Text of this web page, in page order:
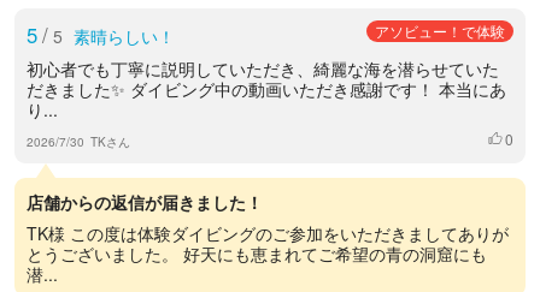
5/ 5 素晴らしい！ アソビュー！で体験
初心者でも丁寧に説明していただき、綺麗な海を潜らせていた
だきました✨️ ダイビング中の動画いただき感謝です！ 本当にあ
り...
2026/7/30 TKさん いいね
0
店舗からの返信が届きました！
TK様 この度は体験ダイビングのご参加をいただきましてありが
とうございました。 好天にも恵まれてご希望の青の洞窟にも
潜...